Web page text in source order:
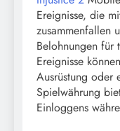
Ereignisse, die
zusammenfallen
Belohnungen für
Ereignisse
Ausrüstung oder
Spielwährung
Einloggens